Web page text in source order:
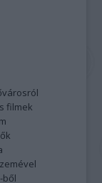
filmek
ből